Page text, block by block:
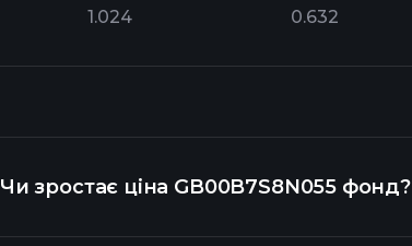
1.024 0.632
Чи зростає ціна GB00B7S8N055 фонд?